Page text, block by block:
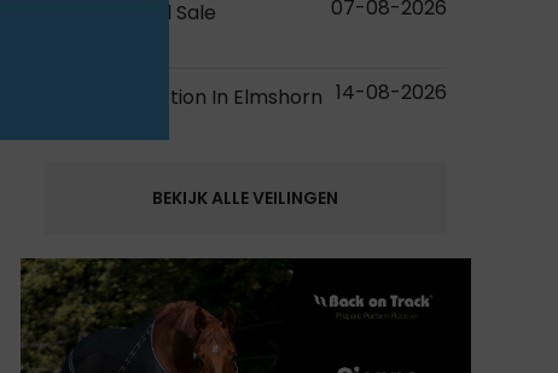
RDS Elite Foal Sale
07-08-2026
Elite Foal Auction In Elmshorn 14-08-2026
BEKIJK ALLE VEILINGEN